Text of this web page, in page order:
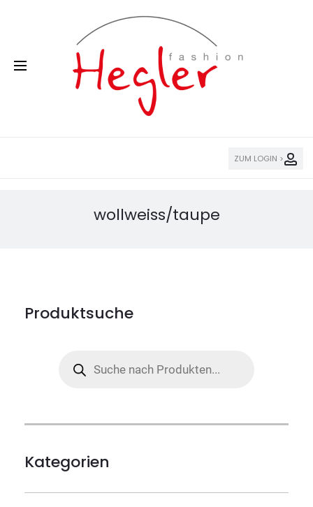
ZUM LOGIN >
wollweiss/taupe
Produktsuche
search
Kategorien